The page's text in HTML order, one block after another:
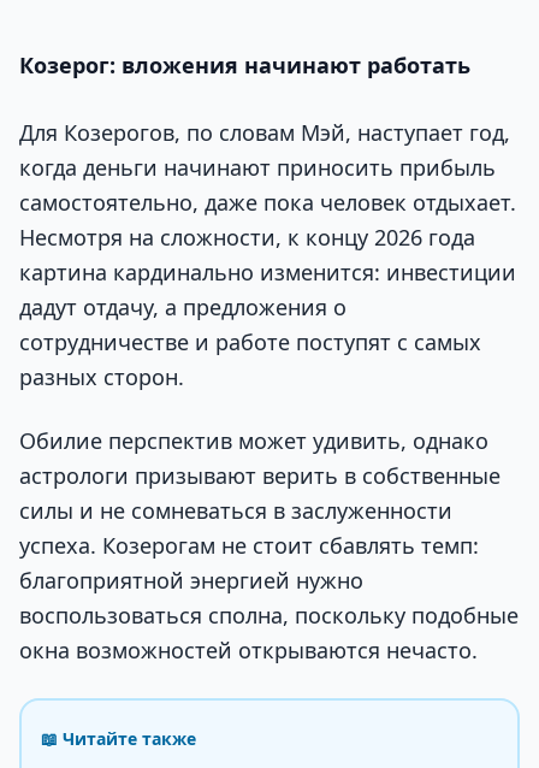
Козерог: вложения начинают работать
Для Козерогов, по словам Мэй, наступает год,
когда деньги начинают приносить прибыль
самостоятельно, даже пока человек отдыхает.
Несмотря на сложности, к концу 2026 года
картина кардинально изменится: инвестиции
дадут отдачу, а предложения о
сотрудничестве и работе поступят с самых
разных сторон.
Обилие перспектив может удивить, однако
астрологи призывают верить в собственные
силы и не сомневаться в заслуженности
успеха. Козерогам не стоит сбавлять темп:
благоприятной энергией нужно
воспользоваться сполна, поскольку подобные
окна возможностей открываются нечасто.
📖 Читайте также